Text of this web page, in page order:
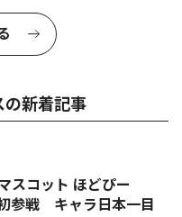
の新着記事
スコット ほどぴー
参戦 キャラ日本一目